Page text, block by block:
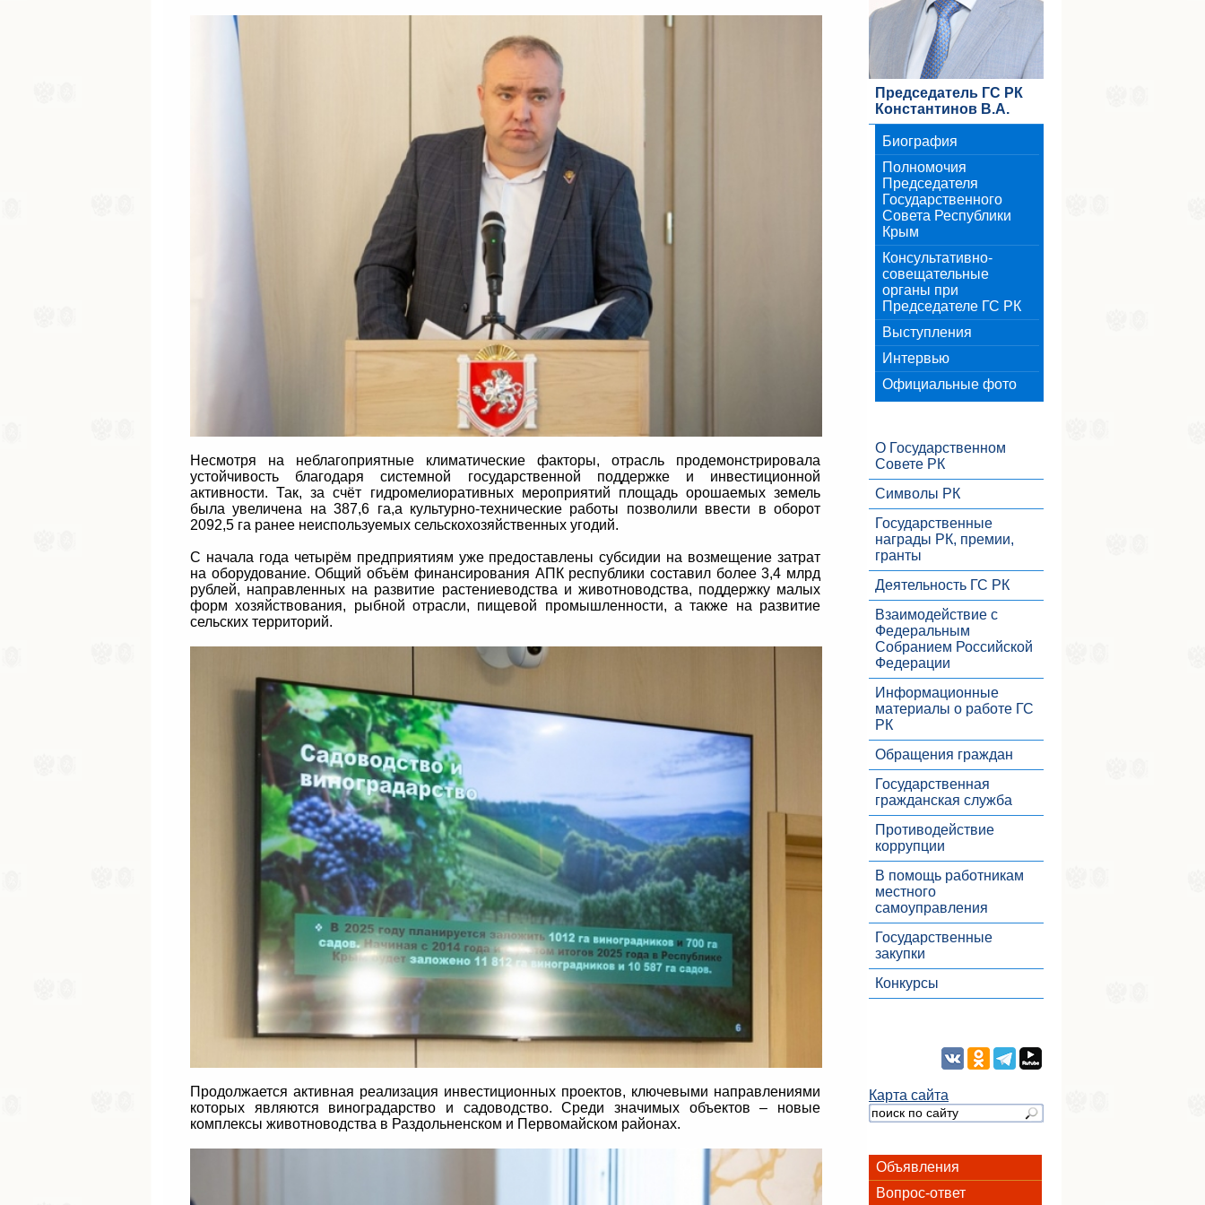
Несмотря на неблагоприятные климатические факторы, отрасль продемонстрировала
устойчивость благодаря системной государственной поддержке и инвестиционной
активности. Так, за счёт гидромелиоративных мероприятий площадь орошаемых земель
была увеличена на 387,6 га,а культурно-технические работы позволили ввести в оборот
2092,5 га ранее неиспользуемых сельскохозяйственных угодий.
С начала года четырём предприятиям уже предоставлены субсидии на возмещение затрат
на оборудование. Общий объём финансирования АПК республики составил более 3,4 млрд
рублей, направленных на развитие растениеводства и животноводства, поддержку малых
форм хозяйствования, рыбной отрасли, пищевой промышленности, а также на развитие
сельских территорий.
Продолжается активная реализация инвестиционных проектов, ключевыми направлениями
которых являются виноградарство и садоводство. Среди значимых объектов – новые
комплексы животноводства в Раздольненском и Первомайском районах.
Председатель ГС РК
Константинов В.А.
Биография
Полномочия
Председателя
Государственного
Совета Республики
Крым
Консультативно-
совещательные
органы при
Председателе ГС РК
Выступления
Интервью
Официальные фото
О Государственном
Совете РК
Символы РК
Государственные
награды РК, премии,
гранты
Деятельность ГС РК
Взаимодействие с
Федеральным
Собранием Российской
Федерации
Информационные
материалы о работе ГС
РК
Обращения граждан
Государственная
гражданская служба
Противодействие
коррупции
В помощь работникам
местного
самоуправления
Государственные
закупки
Конкурсы
Карта сайта
Объявления
Вопрос-ответ